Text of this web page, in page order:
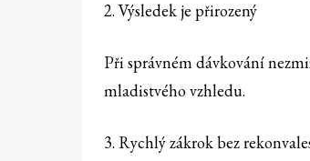
2. Výsledek je přirozený
Při správném dávkování
mladistvého vzhledu.
3. Rychlý zákrok bez